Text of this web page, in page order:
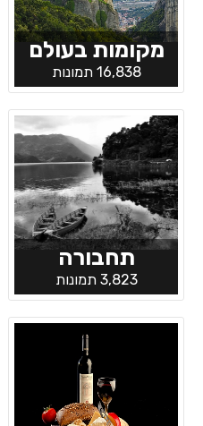
מקומות בעולם
16,838 תמונות
תחבורה
3,823 תמונות